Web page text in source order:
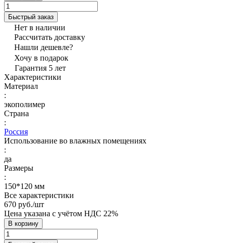
Быстрый заказ
Нет в наличии
Рассчитать доставку
Нашли дешевле?
Хочу в подарок
Гарантия 5 лет
Характеристики
Материал
:
экополимер
Страна
:
Россия
Использование во влажных помещениях
:
да
Размеры
:
150*120 мм
Все характеристики
670 руб./шт
Цена указана с учётом НДС 22%
В корзину